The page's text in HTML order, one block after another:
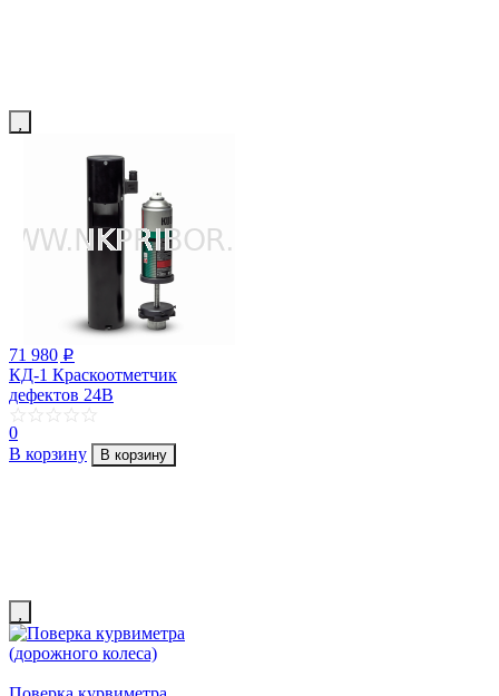
71 980 p
КД-1 Краскоотметчик
дефектов 24В
0
В корзину
В корзину